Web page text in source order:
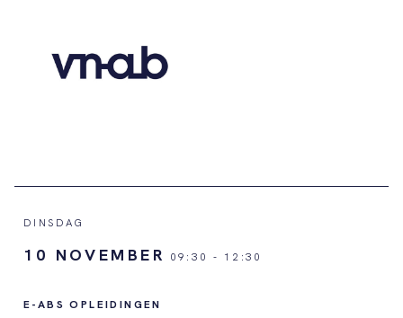
DINSDAG
10 NOVEMBER 09:30 - 12:30
E-ABS OPLEIDINGEN